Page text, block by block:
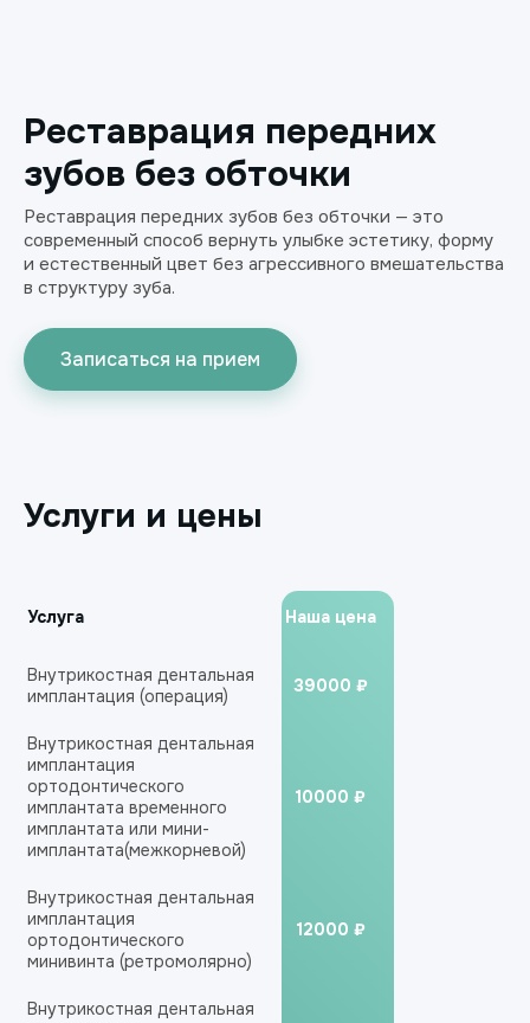
Реставрация передних
зубов без обточки
Реставрация передних зубов без обточки — это
современный способ вернуть улыбке эстетику, форму
и естественный цвет без агрессивного вмешательства
в структуру зуба.
Записаться на прием
Услуги и цены
Услуга Наша цена
Внутрикостная дентальная
имплантация (операция)
39000 ₽
Внутрикостная дентальная
имплантация
ортодонтического
имплантата временного
имплантата или мини-
имплантата(межкорневой)
10000 ₽
Внутрикостная дентальная
имплантация
ортодонтического
минивинта (ретромолярно)
12000 ₽
Внутрикостная дентальная